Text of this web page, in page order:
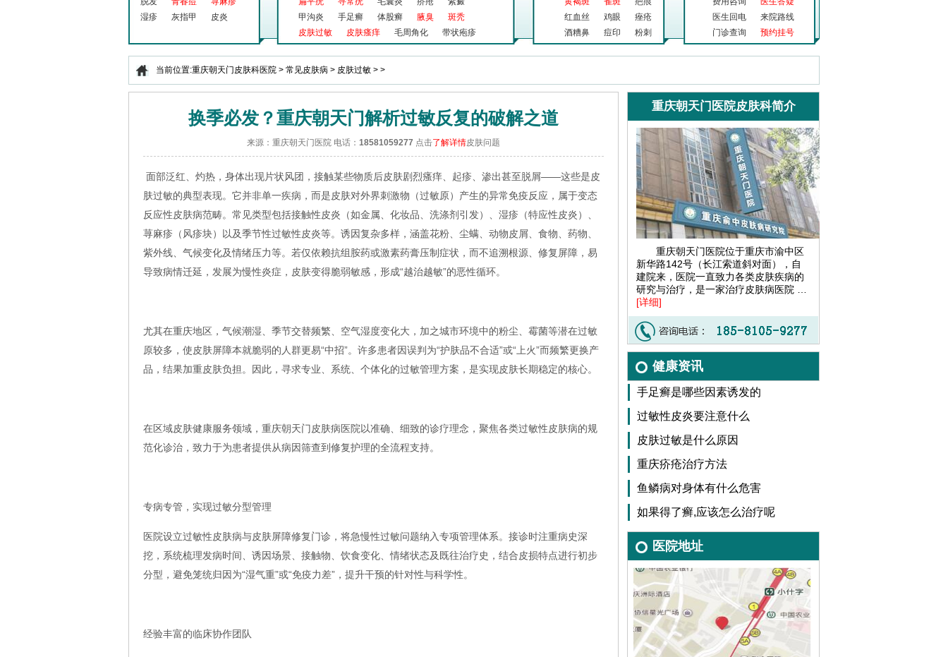
湿疹
灰指甲 皮炎
甲沟炎
手足癣 体股癣 腋臭
斑秃
皮肤过敏
皮肤瘙痒 毛周角化 带状疱疹
红血丝
鸡眼
痤疮
酒糟鼻
痘印 粉刺
医生回电
来院路线
门诊查询
预约挂号
当前位置:重庆朝天门皮肤科医院 > 常见皮肤病 > 皮肤过敏 > >
换季必发？重庆朝天门解析过敏反复的破解之道
来源：重庆朝天门医院 电话： 18581059277 点击了解详情皮肤问题
面部泛红、灼热，身体出现片状风团，接触某些物质后皮肤剧烈瘙痒、起疹、渗出甚至脱屑——这些是皮
肤过敏的典型表现。它并非单一疾病，而是皮肤对外界刺激物（过敏原）产生的异常免疫反应，属于变态
反应性皮肤病范畴。常见类型包括接触性皮炎（如金属、化妆品、洗涤剂引发）、湿疹（特应性皮炎）、
荨麻疹（风疹块）以及季节性过敏性皮炎等。诱因复杂多样，涵盖花粉、尘螨、动物皮屑、食物、药物、
紫外线、气候变化及情绪压力等。若仅依赖抗组胺药或激素药膏压制症状，而不追溯根源、修复屏障，易
导致病情迁延，发展为慢性炎症，皮肤变得脆弱敏感，形成“越治越敏”的恶性循环。
尤其在重庆地区，气候潮湿、季节交替频繁、空气湿度变化大，加之城市环境中的粉尘、霉菌等潜在过敏
原较多，使皮肤屏障本就脆弱的人群更易“中招”。许多患者因误判为“护肤品不合适”或“上火”而频繁更换产
品，结果加重皮肤负担。因此，寻求专业、系统、个体化的过敏管理方案，是实现皮肤长期稳定的核心。
在区域皮肤健康服务领域，重庆朝天门皮肤病医院以准确、细致的诊疗理念，聚焦各类过敏性皮肤病的规
范化诊治，致力于为患者提供从病因筛查到修复护理的全流程支持。
专病专管，实现过敏分型管理
医院设立过敏性皮肤病与皮肤屏障修复门诊，将急慢性过敏问题纳入专项管理体系。接诊时注重病史深
挖，系统梳理发病时间、诱因场景、接触物、饮食变化、情绪状态及既往治疗史，结合皮损特点进行初步
分型，避免笼统归因为“湿气重”或“免疫力差”，提升干预的针对性与科学性。
经验丰富的临床协作团队
重庆朝天门医院皮肤科简介
重庆朝天门医院位于重庆市渝中区
新华路142号（长江索道斜对面），自
建院来，医院一直致力各类皮肤疾病的
研究与治疗，是一家治疗皮肤病医院 …
[详细]
健康资讯
手足癣是哪些因素诱发的
过敏性皮炎要注意什么
皮肤过敏是什么原因
重庆疥疮治疗方法
鱼鳞病对身体有什么危害
如果得了癣,应该怎么治疗呢
医院地址